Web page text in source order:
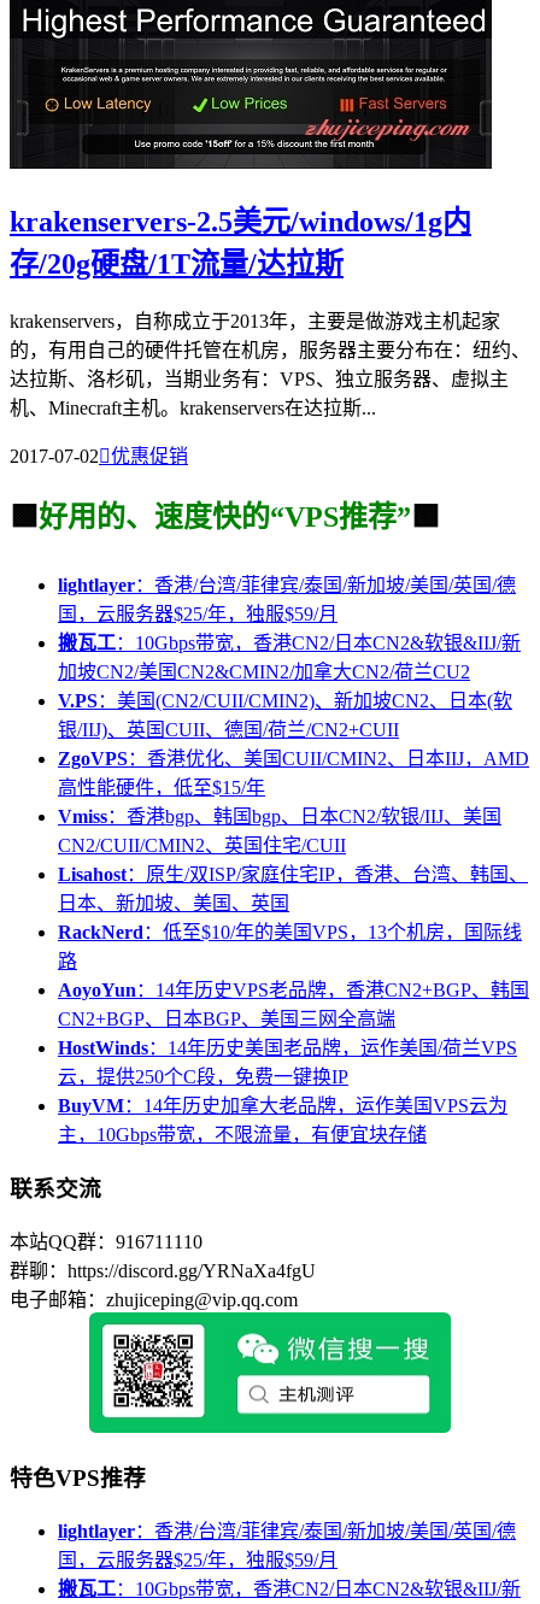
krakenservers-2.5美元/windows/1g内
存/20g硬盘/1T流量/达拉斯
krakenservers，自称成立于2013年，主要是做游戏主机起家
的，有用自己的硬件托管在机房，服务器主要分布在：纽约、
达拉斯、洛杉矶，当期业务有：VPS、独立服务器、虚拟主
机、Minecraft主机。krakenservers在达拉斯...
2017-07-02优惠促销
🟩 好用的、速度快的“VPS推荐” 🟩
lightlayer：香港/台湾/菲律宾/泰国/新加坡/美国/英国/德
国，云服务器$25/年，独服$59/月
搬瓦工：10Gbps带宽，香港CN2/日本CN2&软银&IIJ/新
加坡CN2/美国CN2&CMIN2/加拿大CN2/荷兰CU2
V.PS：美国(CN2/CUII/CMIN2)、新加坡CN2、日本(软
银/IIJ)、英国CUII、德国/荷兰/CN2+CUII
ZgoVPS：香港优化、美国CUII/CMIN2、日本IIJ，AMD
高性能硬件，低至$15/年
Vmiss：香港bgp、韩国bgp、日本CN2/软银/IIJ、美国
CN2/CUII/CMIN2、英国住宅/CUII
Lisahost：原生/双ISP/家庭住宅IP，香港、台湾、韩国、
日本、新加坡、美国、英国
RackNerd ：低至$10/年的美国VPS，13个机房，国际线
路
AoyoYun ：14年历史VPS老品牌，香港CN2+BGP、韩国
CN2+BGP、日本BGP、美国三网全高端
HostWinds：14年历史美国老品牌，运作美国/荷兰VPS
云，提供250个C段，免费一键换IP
BuyVM：14年历史加拿大老品牌，运作美国VPS云为
主，10Gbps带宽，不限流量，有便宜块存储
联系交流
本站QQ群：916711110
群聊：https://discord.gg/YRNaXa4fgU
电子邮箱：zhujiceping@vip.qq.com
特色VPS推荐
lightlayer：香港/台湾/菲律宾/泰国/新加坡/美国/英国/德
国，云服务器$25/年，独服$59/月
搬瓦工：10Gbps带宽，香港CN2/日本CN2&软银&IIJ/新